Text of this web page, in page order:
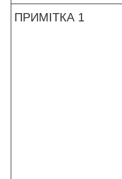
ПРИМІТКА 1